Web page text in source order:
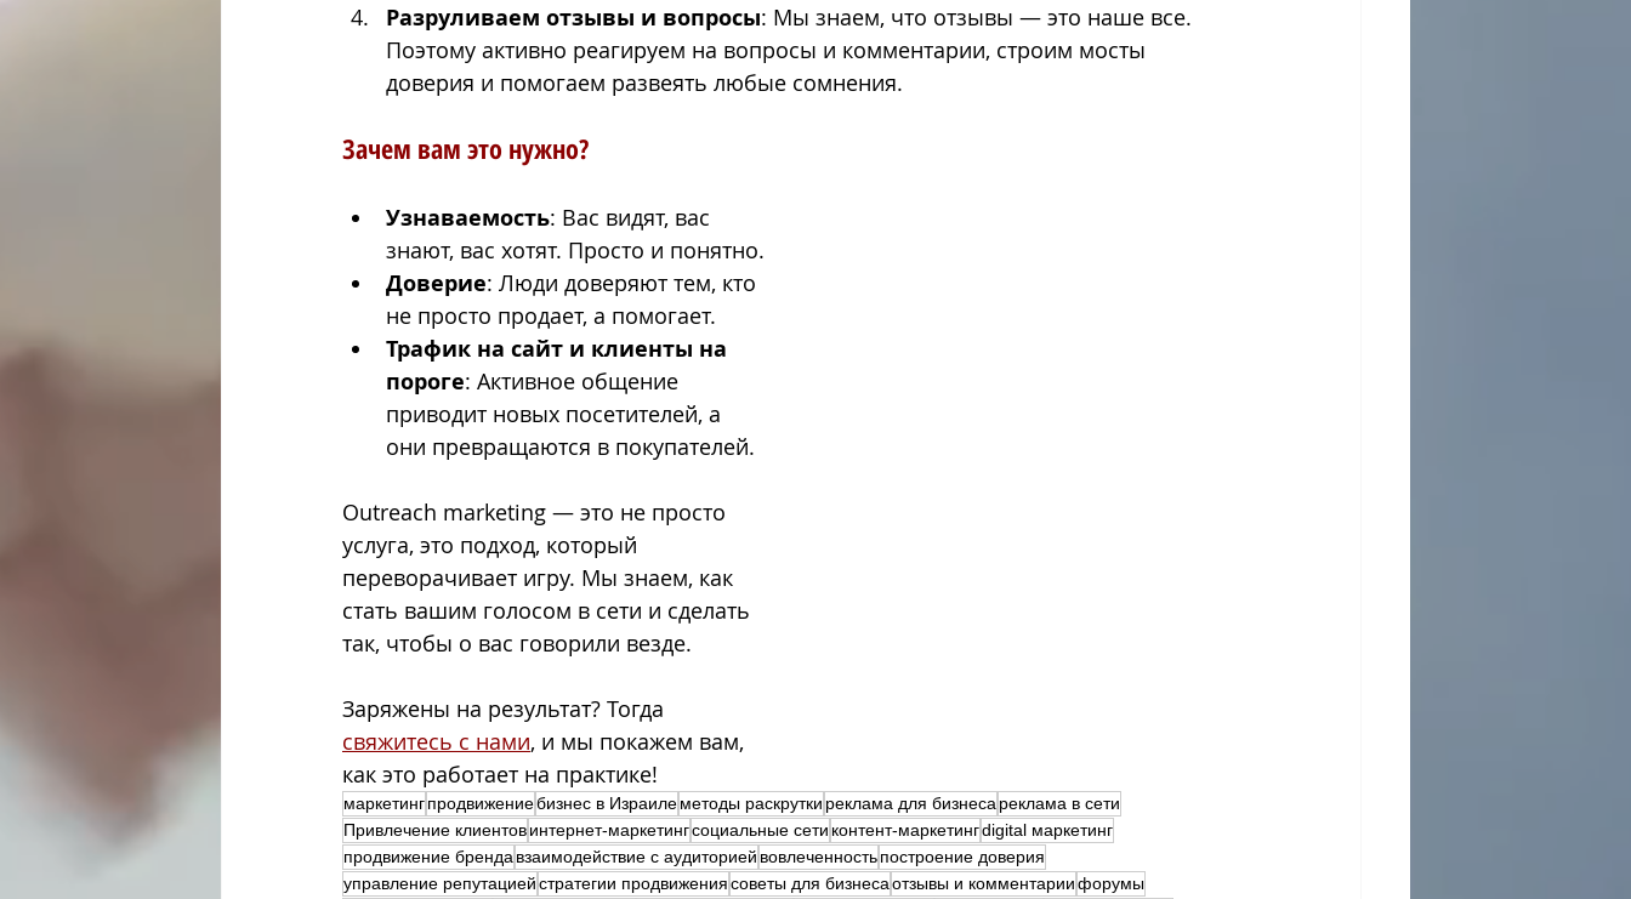
Разруливаем отзывы и вопросы: Мы знаем, что отзывы — это наше все.
Поэтому активно реагируем на вопросы и комментарии, строим мосты
доверия и помогаем развеять любые сомнения.
Зачем вам это нужно?
Узнаваемость: Вас видят, вас
знают, вас хотят. Просто и понятно.
Доверие: Люди доверяют тем, кто
не просто продает, а помогает.
Трафик на сайт и клиенты на
пороге: Активное общение
приводит новых посетителей, а
они превращаются в покупателей.
Outreach marketing — это не просто
услуга, это подход, который
переворачивает игру. Мы знаем, как
стать вашим голосом в сети и сделать
так, чтобы о вас говорили везде.
Заряжены на результат? Тогда
свяжитесь с нами, и мы покажем вам,
как это работает на практике!
маркетингпродвижениебизнес в Израилеметоды раскрутки реклама для бизнеса реклама в сети
Привлечение клиентовинтернет-маркетингсоциальные сети контент-маркетингdigital маркетинг
продвижение бренда взаимодействие с аудиторией вовлеченностьпостроение доверия
управление репутациейстратегии продвижениясоветы для бизнесаотзывы и комментариифорумы